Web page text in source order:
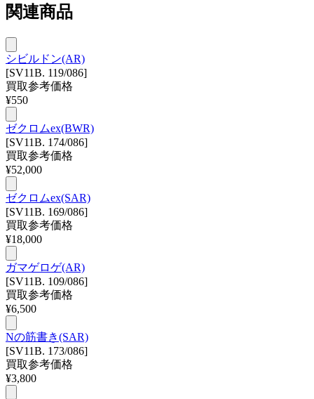
関連商品
シビルドン(AR)
[SV11B. 119/086]
買取参考価格
¥550
ゼクロムex(BWR)
[SV11B. 174/086]
買取参考価格
¥52,000
ゼクロムex(SAR)
[SV11B. 169/086]
買取参考価格
¥18,000
ガマゲロゲ(AR)
[SV11B. 109/086]
買取参考価格
¥6,500
Nの筋書き(SAR)
[SV11B. 173/086]
買取参考価格
¥3,800